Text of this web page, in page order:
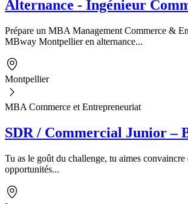
Alternance - Ingénieur
Prépare un MBA Management Commerce &
MBway Montpellier en alternance...
Montpellier
MBA Commerce et Entrepreneuriat
SDR / Commercial Junior –
Tu as le goût du challenge, tu aimes convaincre
opportunités...